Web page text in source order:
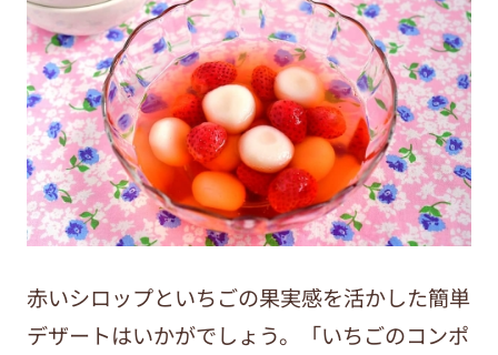
赤いシロップといちごの果実感を活かした簡単
デザートはいかがでしょう。「いちごのコンポ